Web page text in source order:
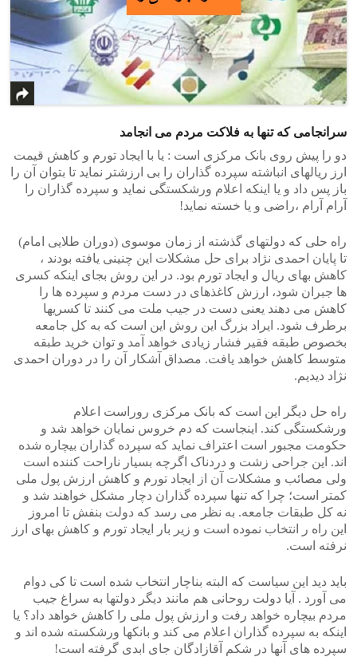
سرانجامی که تنها به فلاکت مردم می انجامد
دو را پیش روی بانک مرکزی است : یا با ایجاد تورم و کاهش قیمت
ارز ریالهای انباشته سپرده گذاران را بی ارزشتر نماید تا بتوان آن را
باز پس داد و یا اینکه اعلام ورشکستگی نماید و سپرده گذاران را
آرام آرام ،راضی و یا خسته نماید!
راه حلی که دولتهای گذشته از زمان موسوی (دوران طلایی امام)
تا پایان احمدی نژاد برای حل مشکلات این چنینی یافته بودند ،
کاهش بهای ریال و ایجاد تورم بود. در این روش بجای اینکه کسری
ها جبران شود، ارزش کاغذهای در دست مردم و سپرده ها را
کاهش می دهند یعنی دست در جیب ملت می کنند تا کسریها
برطرف شود. ایراد بزرگ این روش این است که به کل جامعه
بخصوص طبقه فقیر فشار زیادی خواهد آمد و توان خرید طبقه
متوسط کاهش خواهد یافت. مصداق آشکار آن را در دوران احمدی
نژاد دیدیم.
راه حل دیگر این است که بانک مرکزی روراست اعلام
ورشکستگی کند. اینجاست که دم خروس نمایان خواهد شد و
حکومت مجبور است اعتراف نماید که سپرده گذاران بیچاره شده
اند. این جراحی زشت و دردناک اگرچه بسیار ناراحت کننده است
ولی مصائب و مشکلات آن از ایجاد تورم و کاهش ارزش پول ملی
کمتر است؛ چرا که تنها سپرده گذاران دچار مشکل خواهند شد و
نه کل طبقات جامعه. به نظر می رسد که دولت بنفش تا امروز
این راه ر انتخاب نموده است و زیر بار ایجاد تورم و کاهش بهای ارز
نرفته است.
باید دید این سیاست که البته بناچار انتخاب شده است تا کی دوام
می آورد . آیا دولت روحانی هم مانند دیگر دولتها به سراغ جیب
مردم بیچاره خواهد رفت و ارزش پول ملی را کاهش خواهد داد؟ یا
اینکه به سپرده گذاران اعلام می کند و بانکها ورشکسته شده اند و
سپرده های آنها در شکم آقازادگان جای ابدی گرفته است!